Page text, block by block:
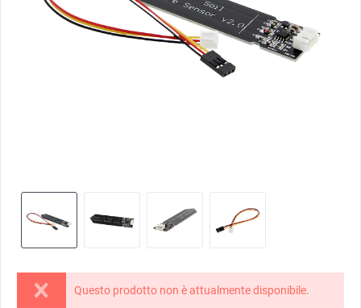
Questo prodotto non è attualmente disponibile.